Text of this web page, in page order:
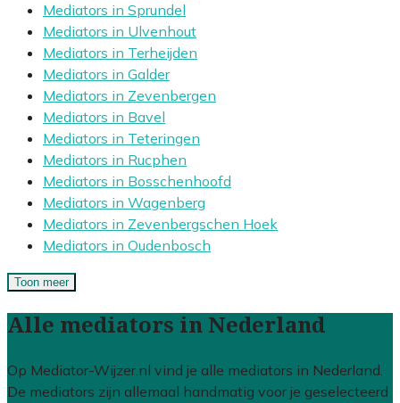
Mediators in Sprundel
Mediators in Ulvenhout
Mediators in Terheijden
Mediators in Galder
Mediators in Zevenbergen
Mediators in Bavel
Mediators in Teteringen
Mediators in Rucphen
Mediators in Bosschenhoofd
Mediators in Wagenberg
Mediators in Zevenbergschen Hoek
Mediators in Oudenbosch
Toon meer
Alle mediators in Nederland
Op Mediator-Wijzer.nl vind je alle mediators in Nederland.
De mediators zijn allemaal handmatig voor je geselecteerd